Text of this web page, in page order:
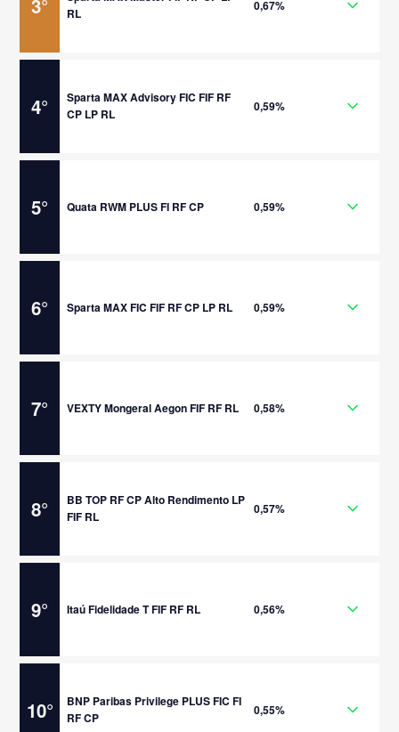
3°
RL
0,67%
4°
Sparta MAX Advisory FIC FIF RF
CP LP RL
0,59%
5° Quata RWM PLUS FI RF CP 0,59%
6° Sparta MAX FIC FIF RF CP LP RL 0,59%
7° VEXTY Mongeral Aegon FIF RF RL 0,58%
8°
BB TOP RF CP Alto Rendimento LP
FIF RL
0,57%
9° Itaú Fidelidade T FIF RF RL 0,56%
10°
BNP Paribas Privilege PLUS FIC FI
RF CP
0,55%